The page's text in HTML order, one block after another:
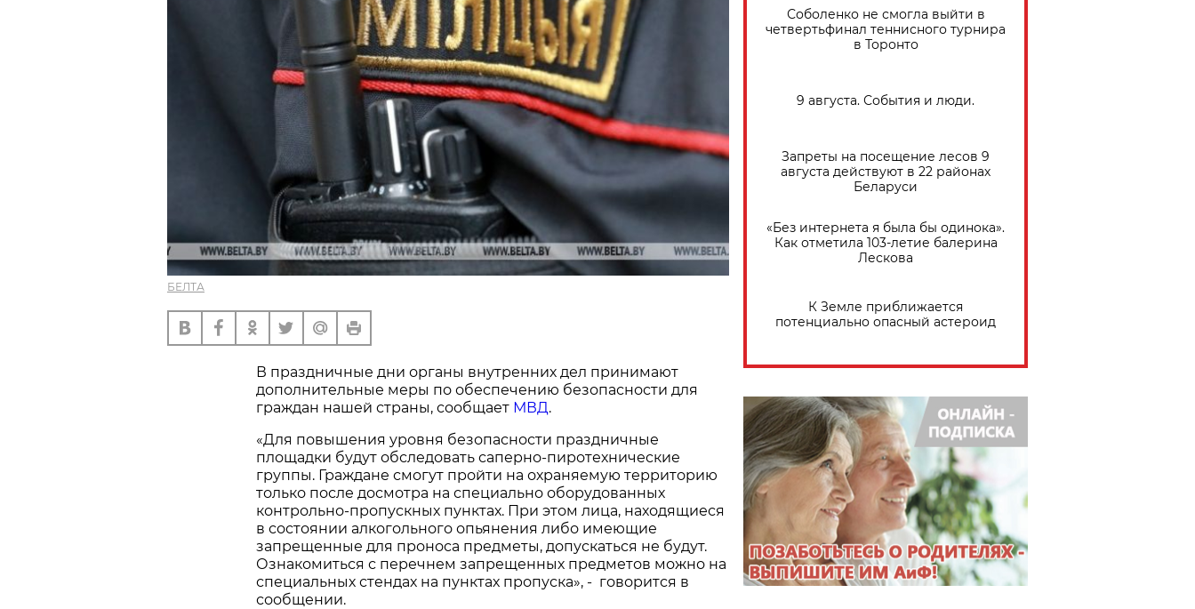
БЕЛТА
В праздничные дни органы внутренних дел принимают
дополнительные меры по обеспечению безопасности для
граждан нашей страны, сообщает МВД.
«Для повышения уровня безопасности праздничные
площадки будут обследовать саперно-пиротехнические
группы. Граждане смогут пройти на охраняемую территорию
только после досмотра на специально оборудованных
контрольно-пропускных пунктах. При этом лица, находящиеся
в состоянии алкогольного опьянения либо имеющие
запрещенные для проноса предметы, допускаться не будут.
Ознакомиться с перечнем запрещенных предметов можно на
специальных стендах на пунктах пропуска», - говорится в
сообщении.
Соболенко не смогла выйти в
четвертьфинал теннисного турнира
в Торонто
9 августа. События и люди.
Запреты на посещение лесов 9
августа действуют в 22 районах
Беларуси
«Без интернета я была бы одинока».
Как отметила 103-летие балерина
Лескова
К Земле приближается
потенциально опасный астероид